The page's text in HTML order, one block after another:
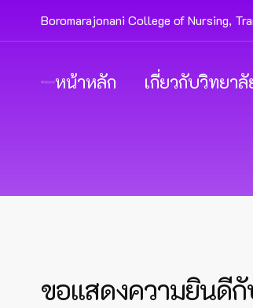
Boromarajonani College of Nursing,
หน้าหลัก เกี่ยวกับวิทยาลั
ขอแสดงความยินดีกั